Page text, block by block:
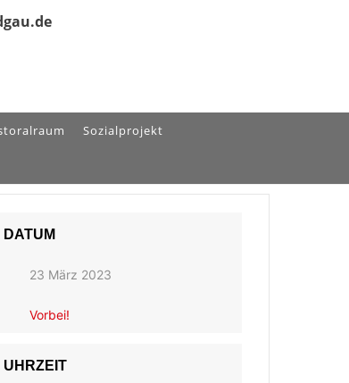
Sozialprojekt
DATUM
23 März 2023
Vorbei!
UHRZEIT